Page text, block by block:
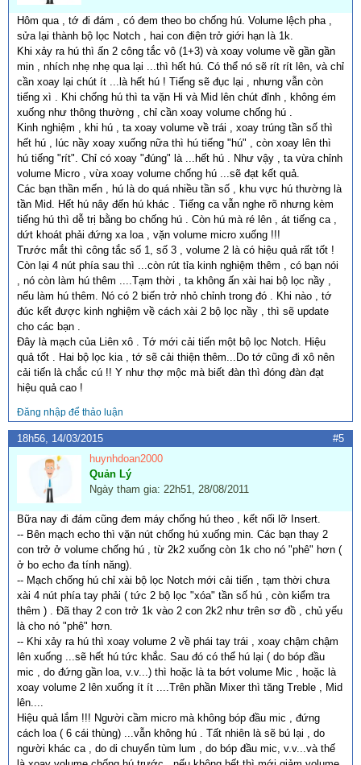
Hôm qua , tớ đi đám , có đem theo bo chống hú. Volume lệch pha ,
sửa lại thành bộ lọc Notch , hai con điện trở giới hạn là 1k.
Khi xảy ra hú thì ấn 2 công tắc vô (1+3) và xoay volume về gần gần
min , nhích nhẹ nhẹ qua lại ...thì hết hú. Có thể nó sẽ rít rít lên, và chỉ
cần xoay lại chút ít ...là hết hú ! Tiếng sẽ đục lại , nhưng vẫn còn
tiếng xì . Khi chống hú thì ta vặn Hi và Mid lên chút đỉnh , không ém
xuống như thông thường , chỉ cần xoay volume chống hú .
Kinh nghiệm , khi hú , ta xoay volume về trái , xoay trúng tần số thì
hết hú , lúc nầy xoay xuống nữa thì hú tiếng "hú" , còn xoay lên thì
hú tiếng "rít". Chỉ có xoay "đúng" là ...hết hú . Như vậy , ta vừa chỉnh
volume Micro , vừa xoay volume chống hú ...sẽ đạt kết quả.
Các bạn thần mến , hú là do quá nhiều tần số , khu vực hú thường là
tần Mid. Hết hú nây đến hú khác . Tiếng ca vẫn nghe rõ nhưng kèm
tiếng hú thì dễ trị bằng bo chống hú . Còn hú mà ré lên , át tiếng ca ,
dứt khoát phải đứng xa loa , vặn volume micro xuống !!!
Trước mắt thì công tắc số 1, số 3 , volume 2 là có hiệu quả rất tốt !
Còn lại 4 nút phía sau thì ...còn rút tỉa kinh nghiệm thêm , có bạn nói
, nó còn làm hú thêm ....Tạm thời , ta không ấn xài hai bộ lọc nầy ,
nếu làm hú thêm. Nó có 2 biến trở nhỏ chỉnh trong đó . Khi nào , tớ
đúc kết được kinh nghiệm về cách xài 2 bộ lọc nầy , thì sẽ update
cho các bạn .
Đây là mạch của Liên xô . Tớ mới cải tiến một bộ lọc Notch. Hiệu
quả tốt . Hai bộ lọc kia , tớ sẽ cải thiện thêm...Do tớ cũng đi xô nên
cải tiến là chắc cú !! Y như thợ mộc mà biết đàn thì đóng đàn đạt
hiệu quả cao !
Đăng nhập để thảo luận
18h56, 14/03/2015
#5
huynhdoan2000
Quản Lý
Ngày tham gia: 22h51, 28/08/2011
Bữa nay đi đám cũng đem máy chống hú theo , kết nối lỡ Insert.
-- Bên mạch echo thì vặn nút chống hú xuống min. Các bạn thay 2
con trở ở volume chống hú , từ 2k2 xuống còn 1k cho nó "phê" hơn (
ở bo echo đa tính năng).
-- Mạch chống hú chỉ xài bộ lọc Notch mới cải tiến , tạm thời chưa
xài 4 nút phía tay phải ( tức 2 bộ lọc "xóa" tần số hú , còn kiểm tra
thêm ) . Đã thay 2 con trở 1k vào 2 con 2k2 như trên sơ đồ , chủ yếu
là cho nó "phê" hơn.
-- Khi xảy ra hú thì xoay volume 2 về phái tay trái , xoay chậm chậm
lên xuống ...sẽ hết hú tức khắc. Sau đó có thể hú lại ( do bóp đầu
mic , do đứng gần loa, v.v...) thì hoặc là ta bớt volume Mic , hoặc là
xoay volume 2 lên xuống ít ít ....Trên phần Mixer thì tăng Treble , Mid
lên....
Hiệu quả lắm !!! Người cầm micro mà không bóp đầu mic , đứng
cách loa ( 6 cái thùng) ...vẫn không hú . Tất nhiên là sẽ bú lại , do
người khác ca , do di chuyển tùm lum , do bóp đầu mic, v.v...và thế